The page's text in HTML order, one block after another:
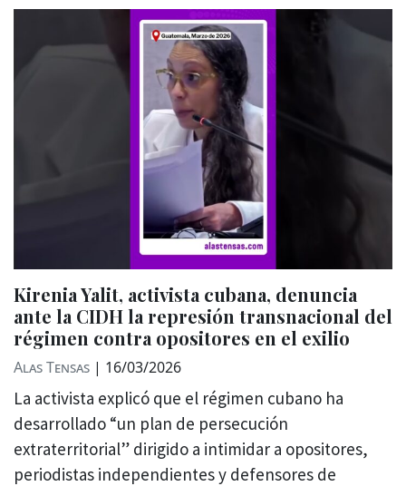
Kirenia Yalit, activista cubana, denuncia
ante la CIDH la represión transnacional del
régimen contra opositores en el exilio
Alas Tensas | 16/03/2026
La activista explicó que el régimen cubano ha
desarrollado “un plan de persecución
extraterritorial” dirigido a intimidar a opositores,
periodistas independientes y defensores de